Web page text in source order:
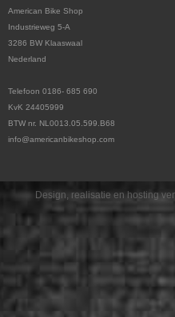
American Bike Shop
Industrieweg 5-A
3286 BW Klaaswaal
Nederland
Telefoon 0186- 685 690
KvK 24405999
BTW nr. NL0013.05.599.B68
info@americanbikeshop.com
Design, realisatie en hosting